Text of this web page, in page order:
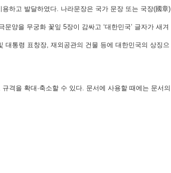
하고 발달하였다. 나라문장은 국가 문장 또는 국장(國章)
양을 무궁화 꽃잎 5장이 감싸고 ‘대한민국’ 글자가 새겨
대통령 표창장, 재외공관의 건물 등에 대한민국의 상징으
격을 확대·축소할 수 있다. 문서에 사용할 때에는 문서의